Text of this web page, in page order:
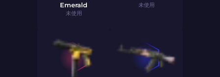
Emerald
未使用
未使用